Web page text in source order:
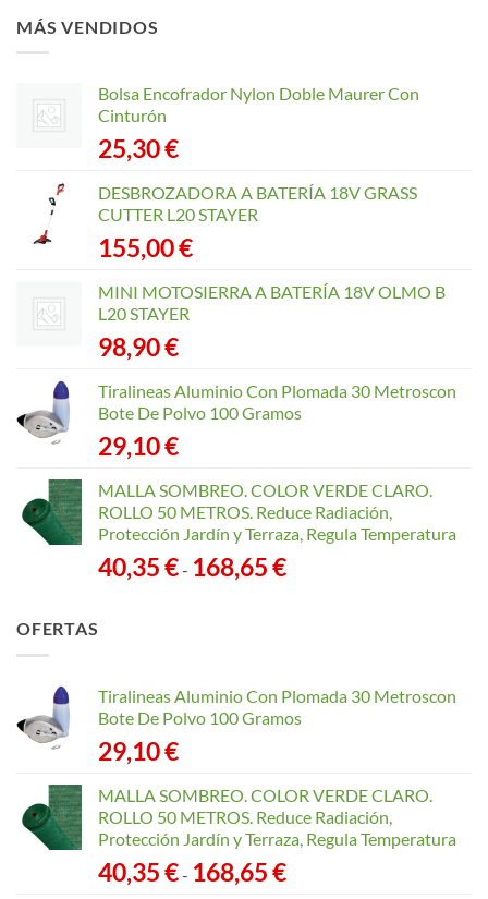
MÁS VENDIDOS
Bolsa Encofrador Nylon Doble Maurer Con
Cinturón
25,30€
DESBROZADORA A BATERÍA 18V GRASS
CUTTER L20 STAYER
155,00€
MINI MOTOSIERRA A BATERÍA 18V OLMO B
L20 STAYER
98,90€
Tiralineas Aluminio Con Plomada 30 Metroscon
Bote De Polvo 100 Gramos
29,10€
MALLA SOMBREO. COLOR VERDE CLARO.
ROLLO 50 METROS. Reduce Radiación,
Protección Jardín y Terraza, Regula Temperatura
40,35€- 168,65€Rango
168,65 €
OFERTAS
Tiralineas Aluminio Con Plomada 30 Metroscon
Bote De Polvo 100 Gramos
29,10€
MALLA SOMBREO. COLOR VERDE CLARO.
ROLLO 50 METROS. Reduce Radiación,
Protección Jardín y Terraza, Regula Temperatura
40,35€- 168,65€Rango